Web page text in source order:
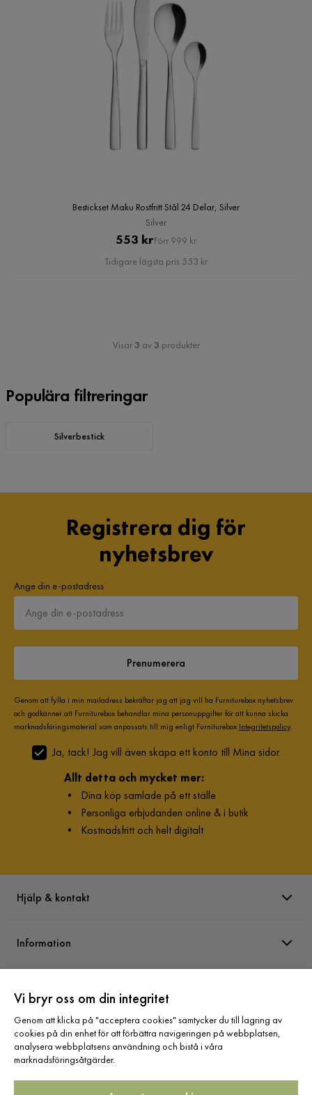
Bestickset Maku Rostfritt Stål 24 Delar, Silver
Silver
Pris
553 krOriginal
Pris
Förr 999 kr
Tidigare lägsta pris 553 kr
Visar3 av3 produkter
Populära filtreringar
Silverbestick
Registrera dig för
nyhetsbrev
Ange din e-postadress
Prenumerera
Genom att fylla i min mailadress bekräftar jag att jag vill ha Furniturebox nyhetsbrev
och godkänner att Furniturebox behandlar mina personuppgifter för att kunna skicka
marknadsföringsmaterial som anpassats till mig enligt Furniturebox Integritetspolicy.
Ja, tack! Jag vill även skapa ett konto till Mina sidor.
Allt detta och mycket mer:
• Dina köp samlade på ett ställe
• Personliga erbjudanden online & i butik
• Kostnadsfritt och helt digitalt
Hjälp & kontakt
Information
Sortiment
Vi bryr oss om din integritet
Genom att klicka på "acceptera cookies" samtycker du till lagring av
cookies på din enhet för att förbättra navigeringen på webbplatsen,
analysera webbplatsens användning och bistå i våra
marknadsföringsåtgärder.